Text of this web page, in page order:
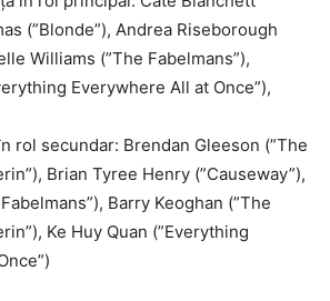
(”Blonde”), Andrea Riseborough
Williams (”The Fabelmans”),
Everywhere All at Once”),
rol secundar: Brendan Gleeson (”The
Brian Tyree Henry (”Causeway”),
Barry Keoghan (”The
Ke Huy Quan (”Everything